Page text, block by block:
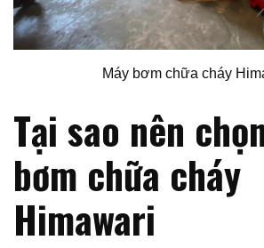
Máy bơm chữa cháy
Tại sao nên
bơm chữa cháy
Himawari